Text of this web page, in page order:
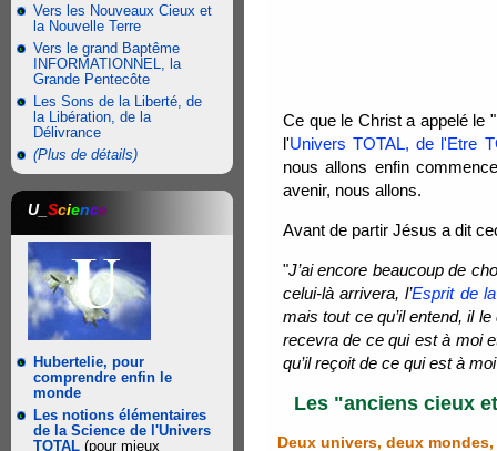
Vers les Nouveaux Cieux et
la Nouvelle Terre
Vers le grand Baptême
INFORMATIONNEL, la
Grande Pentecôte
Les Sons de la Liberté, de
la Libération, de la
Délivrance
(Plus de détails)
U_ Science
Hubertelie, pour
comprendre enfin le
monde
Les notions élémentaires
de la Science de l'Univers
TOTAL (pour mieux
Ce que le Christ a appelé le
l'Univers TOTAL, de l'Etre
nous allons enfin
avenir, nous allons.
Avant de partir Jésus a dit
"J’ai encore beaucoup de
celui-là arrivera, l’Esprit de
mais tout ce qu’il entend, il
recevra de ce qui est à moi
qu’il reçoit de ce qui est à
Les "anciens cieux
Deux univers, deux